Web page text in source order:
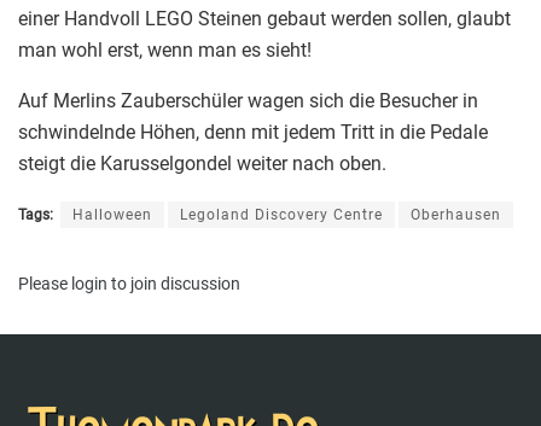
einer Handvoll LEGO Steinen gebaut werden sollen, glaubt
man wohl erst, wenn man es sieht!
Auf Merlins Zauberschüler wagen sich die Besucher in
schwindelnde Höhen, denn mit jedem Tritt in die Pedale
steigt die Karusselgondel weiter nach oben.
Tags: Halloween Legoland Discovery Centre Oberhausen
Please login to join discussion